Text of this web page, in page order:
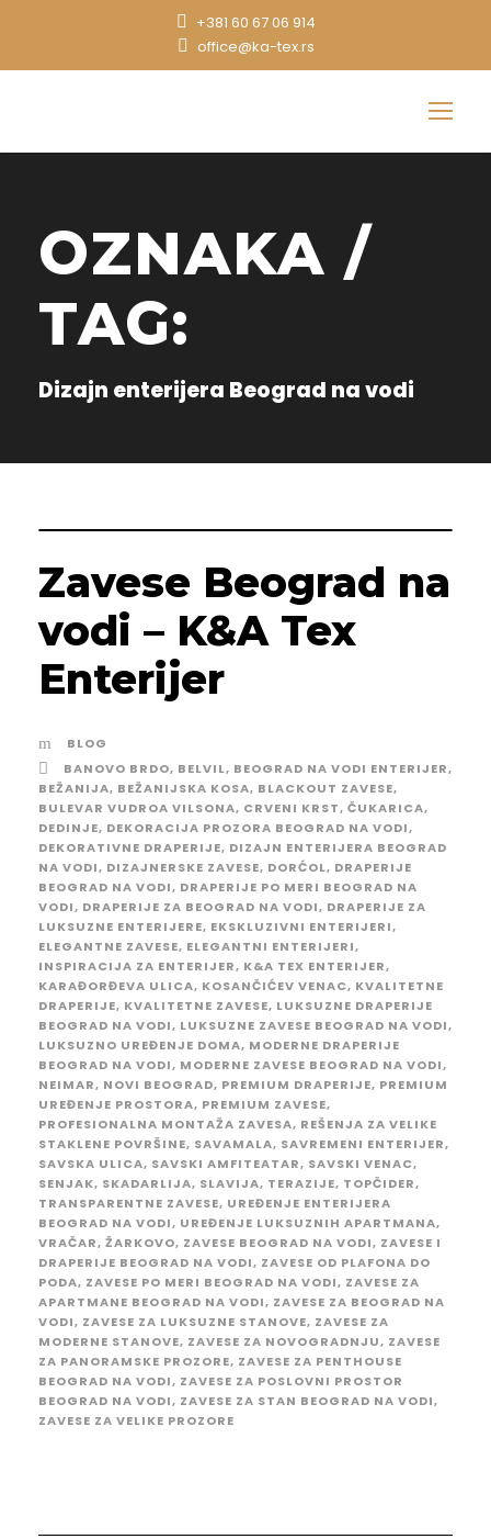
+381 60 67 06 914
office@ka-tex.rs
OZNAKA /
TAG:
Dizajn enterijera Beograd na vodi
Zavese Beograd na
vodi – K&A Tex
Enterijer
BLOG
BANOVO BRDO, BELVIL, BEOGRAD NA VODI ENTERIJER,
BEŽANIJA, BEŽANIJSKA KOSA, BLACKOUT ZAVESE,
BULEVAR VUDROA VILSONA, CRVENI KRST, ČUKARICA,
DEDINJE, DEKORACIJA PROZORA BEOGRAD NA VODI,
DEKORATIVNE DRAPERIJE, DIZAJN ENTERIJERA BEOGRAD
NA VODI, DIZAJNERSKE ZAVESE, DORĆOL, DRAPERIJE
BEOGRAD NA VODI, DRAPERIJE PO MERI BEOGRAD NA
VODI, DRAPERIJE ZA BEOGRAD NA VODI, DRAPERIJE ZA
LUKSUZNE ENTERIJERE, EKSKLUZIVNI ENTERIJERI,
ELEGANTNE ZAVESE, ELEGANTNI ENTERIJERI,
INSPIRACIJA ZA ENTERIJER, K&A TEX ENTERIJER,
KARAĐORĐEVA ULICA, KOSANČIĆEV VENAC, KVALITETNE
DRAPERIJE, KVALITETNE ZAVESE, LUKSUZNE DRAPERIJE
BEOGRAD NA VODI, LUKSUZNE ZAVESE BEOGRAD NA VODI,
LUKSUZNO UREĐENJE DOMA, MODERNE DRAPERIJE
BEOGRAD NA VODI, MODERNE ZAVESE BEOGRAD NA VODI,
NEIMAR, NOVI BEOGRAD, PREMIUM DRAPERIJE, PREMIUM
UREĐENJE PROSTORA, PREMIUM ZAVESE,
PROFESIONALNA MONTAŽA ZAVESA, REŠENJA ZA VELIKE
STAKLENE POVRŠINE, SAVAMALA, SAVREMENI ENTERIJER,
SAVSKA ULICA, SAVSKI AMFITEATAR, SAVSKI VENAC,
SENJAK, SKADARLIJA, SLAVIJA, TERAZIJE, TOPČIDER,
TRANSPARENTNE ZAVESE, UREĐENJE ENTERIJERA
BEOGRAD NA VODI, UREĐENJE LUKSUZNIH APARTMANA,
VRAČAR, ŽARKOVO, ZAVESE BEOGRAD NA VODI, ZAVESE I
DRAPERIJE BEOGRAD NA VODI, ZAVESE OD PLAFONA DO
PODA, ZAVESE PO MERI BEOGRAD NA VODI, ZAVESE ZA
APARTMANE BEOGRAD NA VODI, ZAVESE ZA BEOGRAD NA
VODI, ZAVESE ZA LUKSUZNE STANOVE, ZAVESE ZA
MODERNE STANOVE, ZAVESE ZA NOVOGRADNJU, ZAVESE
ZA PANORAMSKE PROZORE, ZAVESE ZA PENTHOUSE
BEOGRAD NA VODI, ZAVESE ZA POSLOVNI PROSTOR
BEOGRAD NA VODI, ZAVESE ZA STAN BEOGRAD NA VODI,
ZAVESE ZA VELIKE PROZORE